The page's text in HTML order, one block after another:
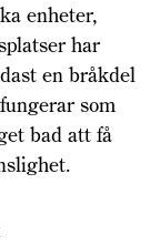
enheter,
har
en bråkdel
som
bad att få